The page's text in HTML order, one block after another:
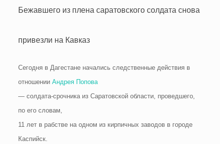
Бежавшего из плена саратовского солдата снова
привезли на Кавказ
Сегодня в Дагестане начались следственные действия в
отношении Андрея Попова
— солдата-срочника из Саратовской области, проведшего,
по его словам,
11 лет в рабстве на одном из кирпичных заводов в городе
Каспийск.